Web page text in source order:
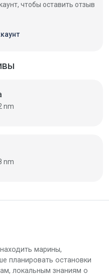
чтобы оставить отзыв
· 1.2 nm
· 2.8 nm
марины,
планировать остановки
локальным знаниям о